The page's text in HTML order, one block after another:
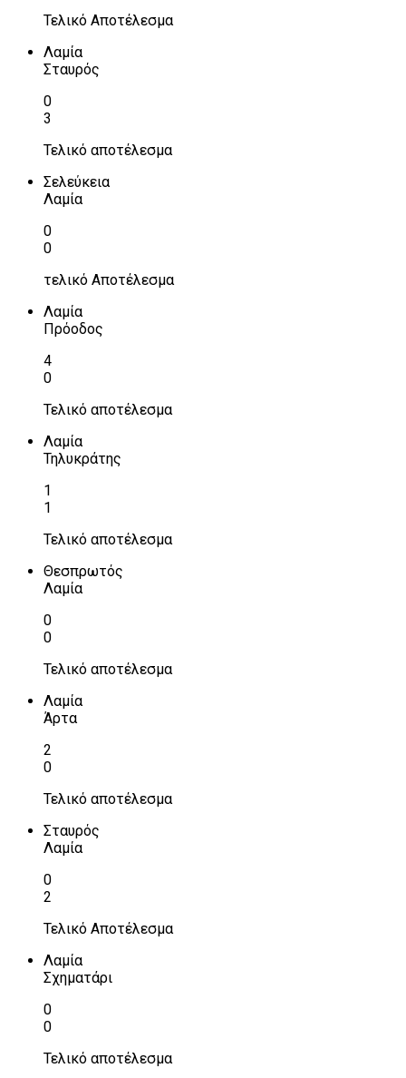
Τελικό Αποτέλεσμα
Λαμία
Σταυρός
0
3
Τελικό αποτέλεσμα
Σελεύκεια
Λαμία
0
0
τελικό Αποτέλεσμα
Λαμία
Πρόοδος
4
0
Τελικό αποτέλεσμα
Λαμία
Τηλυκράτης
1
1
Τελικό αποτέλεσμα
Θεσπρωτός
Λαμία
0
0
Τελικό αποτέλεσμα
Λαμία
Άρτα
2
0
Τελικό αποτέλεσμα
Σταυρός
Λαμία
0
2
Τελικό Αποτέλεσμα
Λαμία
Σχηματάρι
0
0
Τελικό αποτέλεσμα